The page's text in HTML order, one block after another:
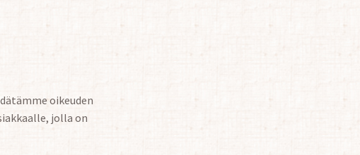
oikeuden
jolla on